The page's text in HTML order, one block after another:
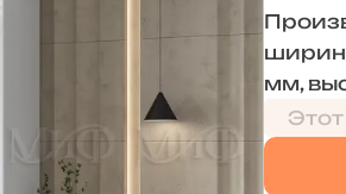
мм,